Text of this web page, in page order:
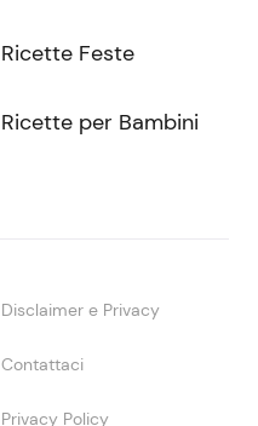
Ricette Feste
Ricette per Bambini
Disclaimer e Privacy
Contattaci
Privacy Policy